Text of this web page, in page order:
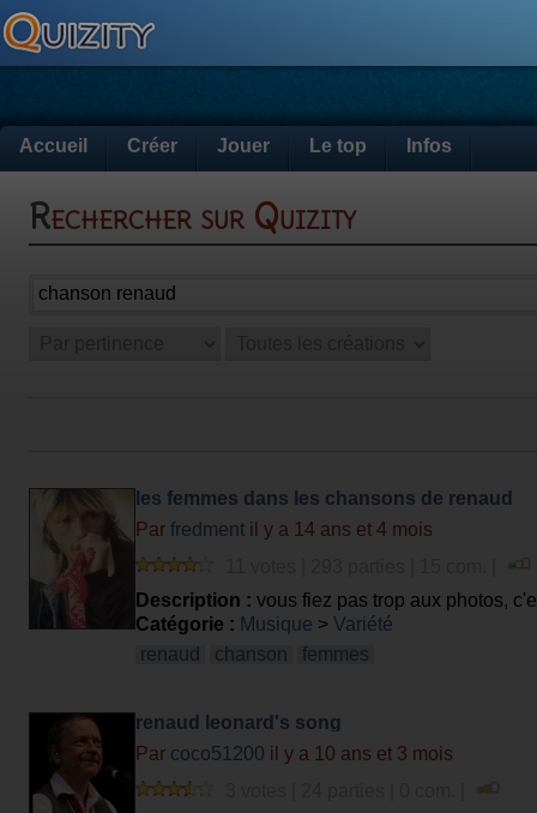
Accueil Créer Jouer Le top Infos
Rechercher sur Quizity
les femmes dans les chansons de renaud
Par fredment il y a 14 ans et 4 mois
Description : vous fiez pas trop aux photos,
Catégorie : Musique > Variété
renaud
chanson femmes
renaud leonard's song
Par coco51200 il y a 10 ans et 3 mois